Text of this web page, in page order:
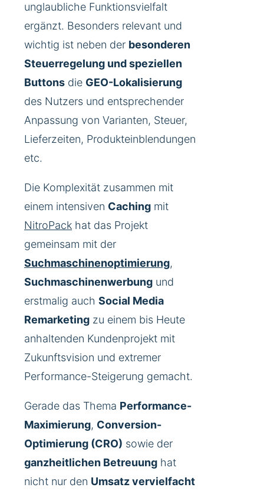
unglaubliche Funktionsvielfalt
ergänzt. Besonders relevant und
wichtig ist neben der besonderen
Steuerregelung und speziellen
Buttons die GEO-Lokalisierung
des Nutzers und entsprechender
Anpassung von Varianten, Steuer,
Lieferzeiten, Produkteinblendungen
etc.
Die Komplexität zusammen mit
einem intensiven Caching mit
NitroPack hat das Projekt
gemeinsam mit der
Suchmaschinenoptimierung,
Suchmaschinenwerbung und
erstmalig auch Social Media
Remarketing zu einem bis Heute
anhaltenden Kundenprojekt mit
Zukunftsvision und extremer
Performance-Steigerung gemacht.
Gerade das Thema Performance-
Maximierung, Conversion-
Optimierung (CRO) sowie der
ganzheitlichen Betreuung hat
nicht nur den Umsatz vervielfacht